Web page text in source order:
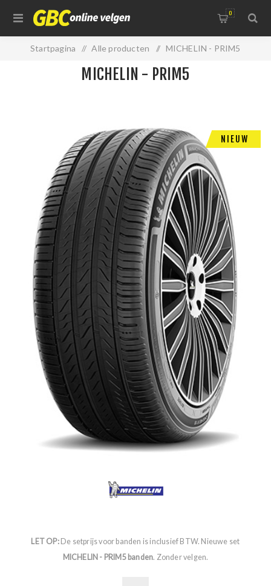
0
Startpagina / Alle producten / MICHELIN - PRIM5
NIEUW
MICHELIN - PRIM5
LET OP:De setprijs voor banden is inclusief BTW. Nieuwe set
MICHELIN - PRIM5 banden. Zonder velgen.